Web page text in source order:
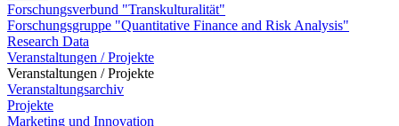
Forschungsverbund "Transkulturalität"
Forschungsgruppe "Quantitative Finance and Risk Analysis"
Research Data
Veranstaltungen / Projekte
Veranstaltungen / Projekte
Veranstaltungsarchiv
Projekte
Marketing und Innovation